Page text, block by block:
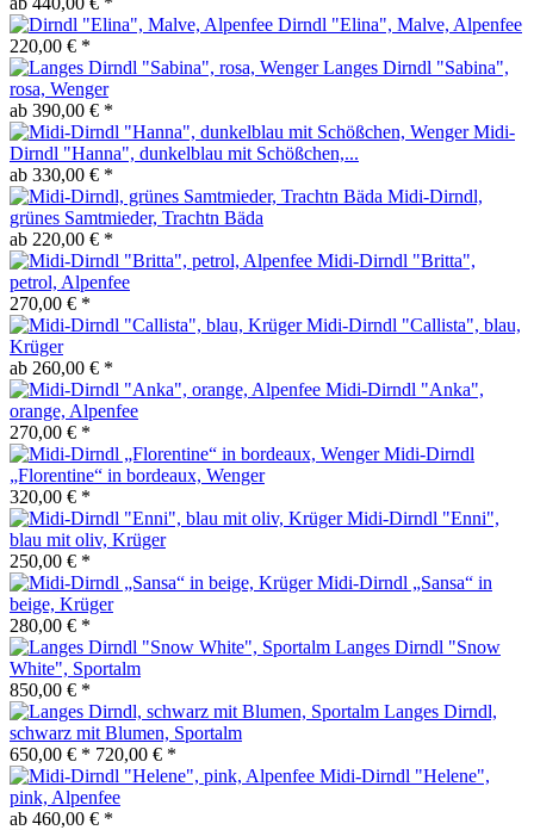
Dirndl "Elina", Malve, Alpenfee
220,00 € *
Langes Dirndl "Sabina",
rosa, Wenger
ab 390,00 € *
Midi-
Dirndl "Hanna", dunkelblau mit Schößchen,...
ab 330,00 € *
Midi-Dirndl,
grünes Samtmieder, Trachtn Bäda
ab 220,00 € *
Midi-Dirndl "Britta",
petrol, Alpenfee
270,00 € *
Midi-Dirndl "Callista", blau,
Krüger
ab 260,00 € *
Midi-Dirndl "Anka",
orange, Alpenfee
270,00 € *
Midi-Dirndl
„Florentine“ in bordeaux, Wenger
320,00 € *
Midi-Dirndl "Enni",
blau mit oliv, Krüger
250,00 € *
Midi-Dirndl „Sansa“ in
beige, Krüger
280,00 € *
Langes Dirndl "Snow
White", Sportalm
850,00 € *
Langes Dirndl,
schwarz mit Blumen, Sportalm
650,00 € * 720,00 € *
Midi-Dirndl "Helene",
pink, Alpenfee
ab 460,00 € *